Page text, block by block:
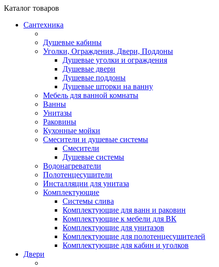
Каталог товаров
Сантехника
Душевые кабины
Уголки, Ограждения, Двери, Поддоны
Душевые уголки и ограждения
Душевые двери
Душевые поддоны
Душевые шторки на ванну
Мебель для ванной комнаты
Ванны
Унитазы
Раковины
Кухонные мойки
Смесители и душевые системы
Смесители
Душевые системы
Водонагреватели
Полотенцесушители
Инсталляции для унитаза
Комплектующие
Системы слива
Комплектующие для ванн и раковин
Комплектующие к мебели для ВК
Комплектующие для унитазов
Комплектующие для полотенцесушителей
Комплектующие для кабин и уголков
Двери